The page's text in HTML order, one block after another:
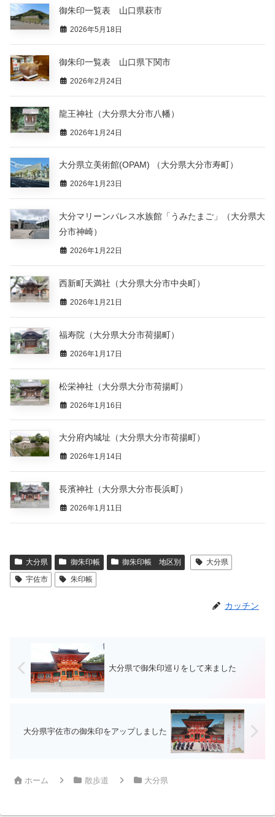
御朱印一覧表 山口県萩市
2026年5月18日
御朱印一覧表 山口県下関市
2026年2月24日
龍王神社（大分県大分市八幡）
2026年1月24日
大分県立美術館(OPAM) （大分県大分市寿町）
2026年1月23日
大分マリーンパレス水族館「うみたまご」（大分県大
分市神崎）
2026年1月22日
西新町天満社（大分県大分市中央町）
2026年1月21日
福寿院（大分県大分市荷揚町）
2026年1月17日
松栄神社（大分県大分市荷揚町）
2026年1月16日
大分府内城址（大分県大分市荷揚町）
2026年1月14日
長濱神社（大分県大分市長浜町）
2026年1月11日
大分県 御朱印帳 御朱印帳 地区別
大分県
宇佐市
朱印帳
カッチン
大分県で御朱印巡りをして来ました
大分県宇佐市の御朱印をアップしました
ホーム 散歩道 大分県